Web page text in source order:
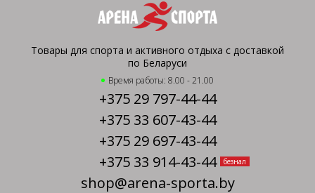
Товары для спорта и активного отдыха с доставкой
по Беларуси
Время работы: 8.00 - 21.00
+375 29 797-44-44
+375 33 607-43-44
+375 29 697-43-44
+375 33 914-43-44
безнал
shop@arena-sporta.by